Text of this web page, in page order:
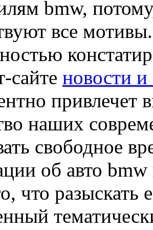
bmw,
все
сайте новости
привлечет
наших
свободное
об авто bmw
что